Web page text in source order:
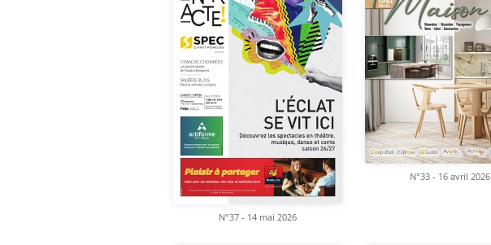
N°37 - 14 mai 2026
N°33 - 16 avril 2026